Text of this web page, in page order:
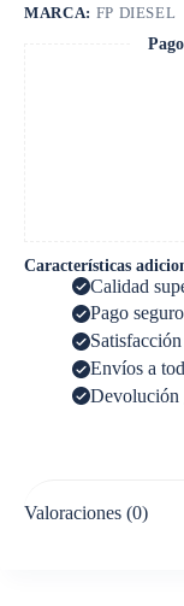
MARCA: FP DIESEL
Características
Calidad
Pago seguro
Envíos a
Devolución
Valoraciones (0)